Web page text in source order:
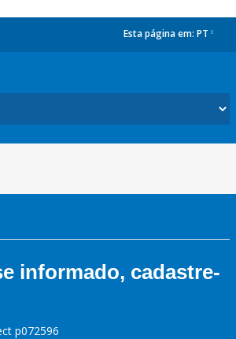
Esta página em: PT
informado, cadastre-
p072596